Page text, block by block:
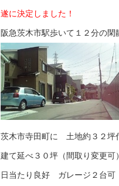
遂に決定しました！
阪急茨木市駅歩いて１２分の閑
茨木市寺田町に 土地約３２坪
建て延べ３０坪（間取り変更可
日当たり良好 ガレージ２台可